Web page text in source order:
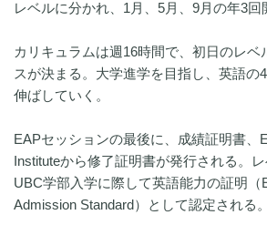
レベルに分かれ、1月、5月、9月の年3回
カリキュラムは週16時間で、初日のレベ
スが決まる。大学進学を目指し、英語の
伸ばしていく。
EAPセッションの最後に、成績証明書、
Instituteから修了証明書が発行される。
UBC学部入学に際して英語能力の証明（
Admission Standard）として認定される。